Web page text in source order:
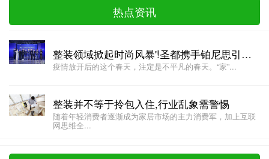
热点资讯
整装领域掀起时尚风暴'!圣都携手铂尼思引领家居新潮流
疫情放开后的这个春天，注定是不平凡的春天。“家”...
整装并不等于拎包入住,行业乱象需警惕
随着年轻消费者逐渐成为家居市场的主力消费军，加上互联
网思维全...